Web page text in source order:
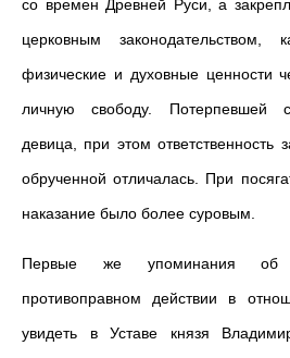
со времен Древней Руси, а
церковным законодательством,
физические и духовные ценности
личную свободу. Потерпевшей
девица, при этом ответственность
обрученной отличалась. При
наказание было более суровым.
Первые же упоминания об
противоправном действии в
увидеть в Уставе князя